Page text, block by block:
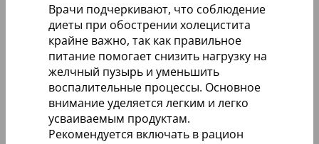
Врачи подчеркивают, что соблюдение
диеты при обострении холецистита
крайне важно, так как правильное
питание помогает снизить нагрузку на
желчный пузырь и уменьшить
воспалительные процессы. Основное
внимание уделяется легким и легко
усваиваемым продуктам.
Рекомендуется включать в рацион